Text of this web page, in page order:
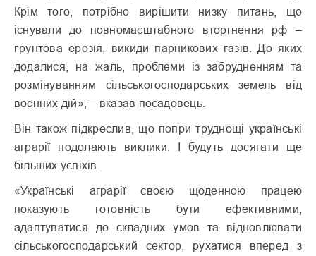
Крім того, потрібно вирішити низку питань, що
існували до повномасштабного вторгнення рф –
ґрунтова ерозія, викиди парникових газів. До яких
додалися, на жаль, проблеми із забрудненням та
розмінуванням сільськогосподарських земель від
воєнних дій», – вказав посадовець.
Він також підкреслив, що попри труднощі українські
аграрії подолають виклики. І будуть досягати ще
більших успіхів.
«Українські аграрії своєю щоденною працею
показують готовність бути ефективними,
адаптуватися до складних умов та відновлювати
сільськогосподарський сектор, рухатися вперед з